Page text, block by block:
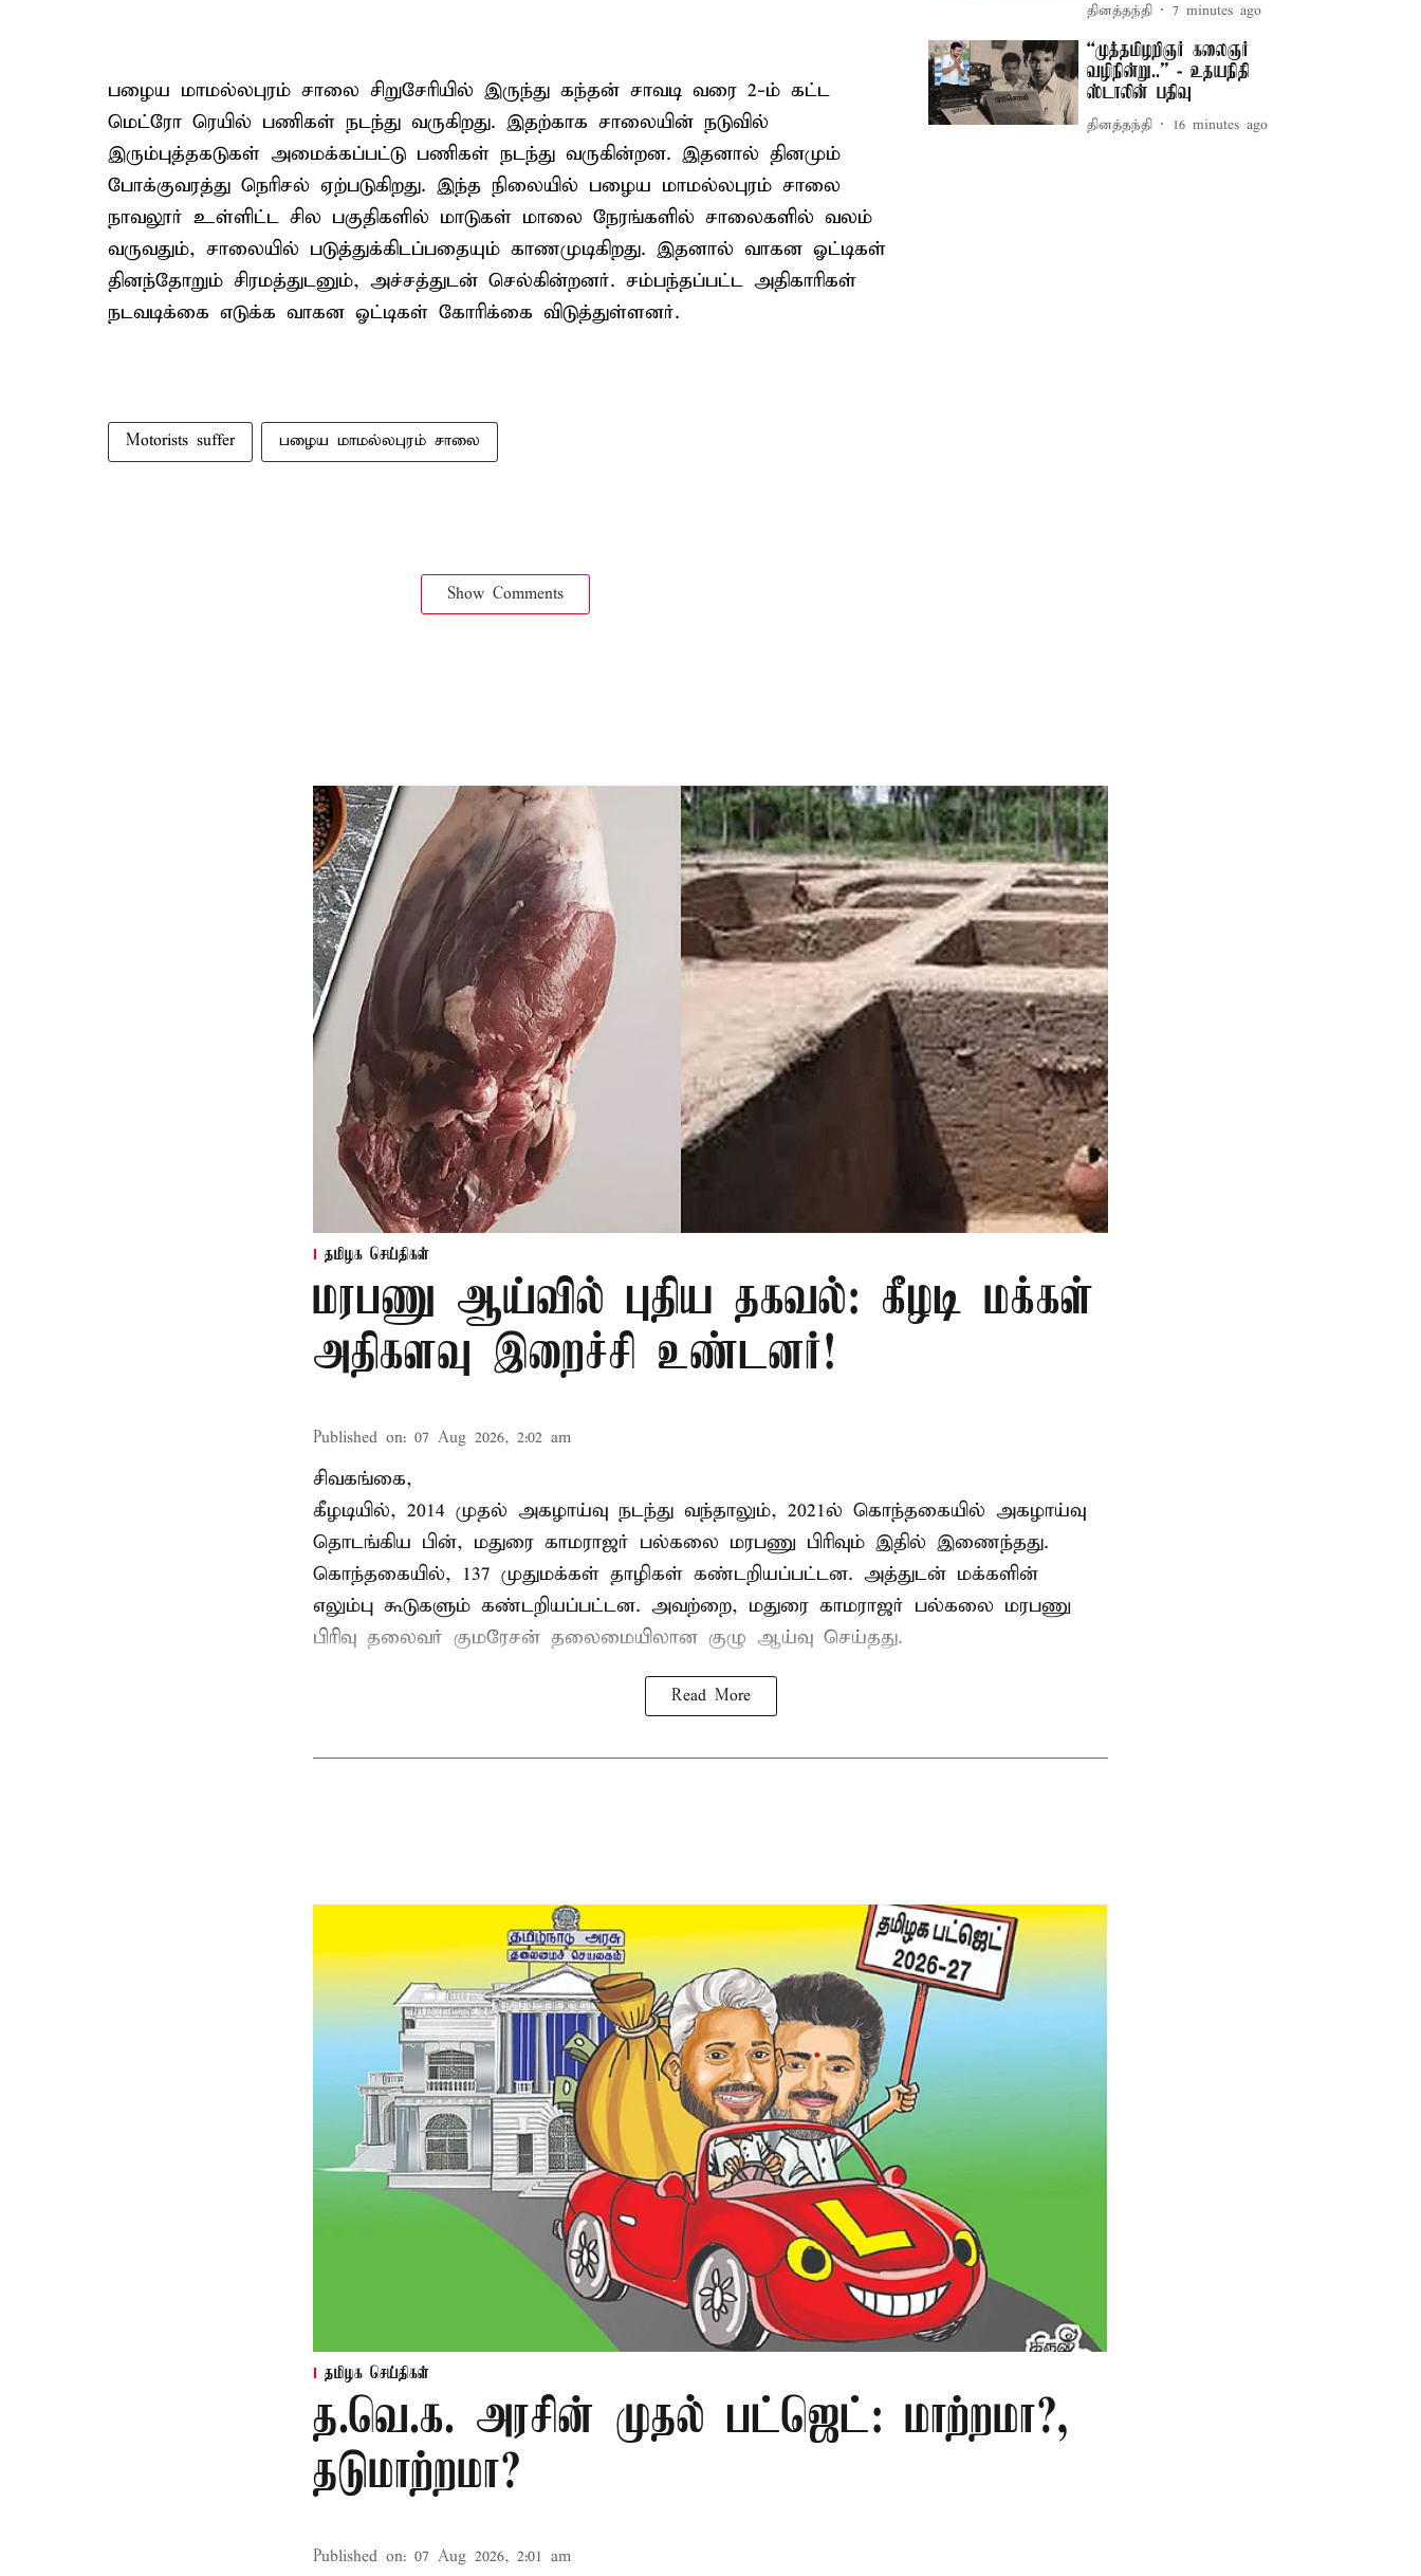
பழைய மாமல்லபுரம் சாலை சிறுசேரியில் இருந்து கந்தன் சாவடி வரை 2-ம் கட்ட
மெட்ரோ ரெயில் பணிகள் நடந்து வருகிறது. இதற்காக சாலையின் நடுவில்
இரும்புத்தகடுகள் அமைக்கப்பட்டு பணிகள் நடந்து வருகின்றன. இதனால் தினமும்
போக்குவரத்து நெரிசல் ஏற்படுகிறது. இந்த நிலையில் பழைய மாமல்லபுரம் சாலை
நாவலூர் உள்ளிட்ட சில பகுதிகளில் மாடுகள் மாலை நேரங்களில் சாலைகளில் வலம்
வருவதும், சாலையில் படுத்துக்கிடப்பதையும் காணமுடிகிறது. இதனால் வாகன ஓட்டிகள்
தினந்தோறும் சிரமத்துடனும், அச்சத்துடன் செல்கின்றனர். சம்பந்தப்பட்ட அதிகாரிகள்
நடவடிக்கை எடுக்க வாகன ஓட்டிகள் கோரிக்கை விடுத்துள்ளனர்.
Motorists suffer பழைய மாமல்லபுரம் சாலை
Show Comments
தினத்தந்தி 7 minutes ago
“முத்தமிழறிஞர் கலைஞர்
வழிநின்று..” - உதயநிதி
ஸ்டாலின் பதிவு
தினத்தந்தி 16 minutes ago
தமிழக செய்திகள்
மரபணு ஆய்வில் புதிய தகவல்: கீழடி மக்கள்
அதிகளவு இறைச்சி உண்டனர்!
Published on: 07 Aug 2026, 2:02 am
சிவகங்கை,
கீழடியில், 2014 முதல் அகழாய்வு நடந்து வந்தாலும், 2021ல் கொந்தகையில் அகழாய்வு
தொடங்கிய பின், மதுரை காமராஜர் பல்கலை மரபணு பிரிவும் இதில் இணைந்தது.
கொந்தகையில், 137 முதுமக்கள் தாழிகள் கண்டறியப்பட்டன. அத்துடன் மக்களின்
எலும்பு கூடுகளும் கண்டறியப்பட்டன. அவற்றை, மதுரை காமராஜர் பல்கலை மரபணு
பிரிவு தலைவர் குமரேசன் தலைமையிலான குழு ஆய்வு செய்தது.
Read More
தமிழக செய்திகள்
த.வெ.க. அரசின் முதல் பட்ஜெட்: மாற்றமா?,
தடுமாற்றமா?
Published on: 07 Aug 2026, 2:01 am